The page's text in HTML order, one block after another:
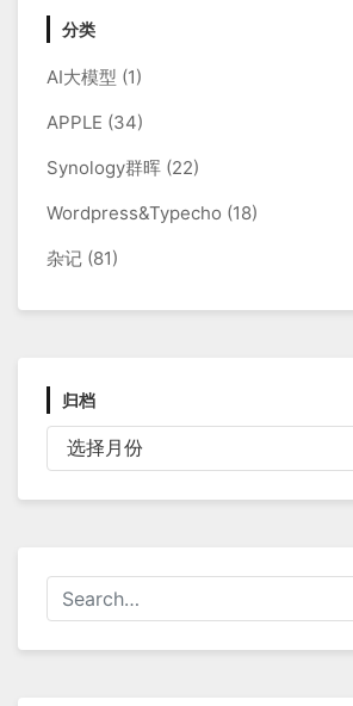
分类
AI大模型 (1)
APPLE (34)
Synology群晖 (22)
Wordpress&Typecho (18)
杂记 (81)
归档
档